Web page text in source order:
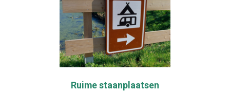
Ruime staanplaatsen